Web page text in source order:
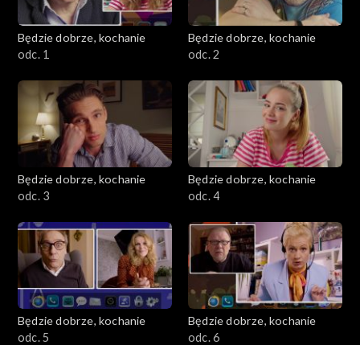
Będzie dobrze, kochanie
odc. 1
Będzie dobrze, kochanie
odc. 2
Będzie dobrze, kochanie
odc. 3
Będzie dobrze, kochanie
odc. 4
Będzie dobrze, kochanie
odc. 5
Będzie dobrze, kochanie
odc. 6